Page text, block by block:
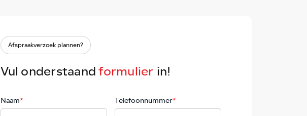
Afspraakverzoek plannen?
Vul onderstaandformulier in!
Naam* Telefoonnummer*